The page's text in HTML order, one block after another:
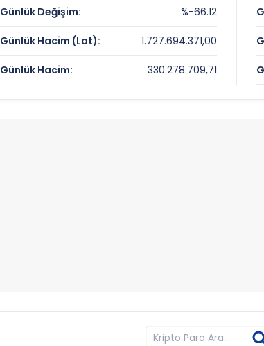
Günlük Değişim: %-66.12
Günlük Hacim (Lot): 1.727.694.371,00
Günlük Hacim: 330.278.709,71